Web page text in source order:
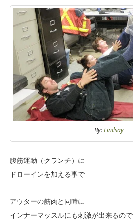
By:Lindsay
腹筋運動（クランチ）に
ドローインを加える事で
アウターの筋肉と同時に
インナーマッスルにも刺激が出来るので